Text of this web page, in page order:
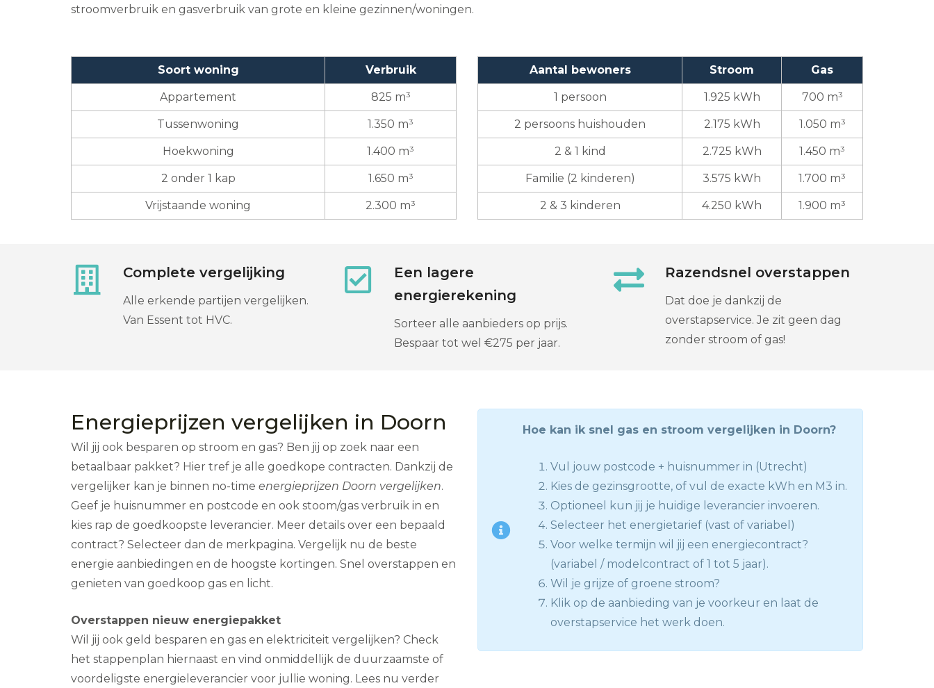
stroomverbruik en gasverbruik van grote en kleine gezinnen/woningen.
Soort woning Verbruik
Appartement 825 m³
Tussenwoning 1.350 m³
Hoekwoning 1.400 m³
2 onder 1 kap 1.650 m³
Vrijstaande woning 2.300 m³
Aantal bewoners Stroom Gas
1 persoon 1.925 kWh 700 m³
2 persoons huishouden 2.175 kWh 1.050 m³
2 & 1 kind 2.725 kWh 1.450 m³
Familie (2 kinderen) 3.575 kWh 1.700 m³
2 & 3 kinderen 4.250 kWh 1.900 m³
Complete vergelijking
Alle erkende partijen vergelijken.
Van Essent tot HVC.
Een lagere
energierekening
Sorteer alle aanbieders op prijs.
Bespaar tot wel €275 per jaar.
Razendsnel overstappen
Dat doe je dankzij de
overstapservice. Je zit geen dag
zonder stroom of gas!
Energieprijzen vergelijken in Doorn
Wil jij ook besparen op stroom en gas? Ben jij op zoek naar een
betaalbaar pakket? Hier tref je alle goedkope contracten. Dankzij de
vergelijker kan je binnen no-time energieprijzen Doorn vergelijken.
Geef je huisnummer en postcode en ook stoom/gas verbruik in en
kies rap de goedkoopste leverancier. Meer details over een bepaald
contract? Selecteer dan de merkpagina. Vergelijk nu de beste
energie aanbiedingen en de hoogste kortingen. Snel overstappen en
genieten van goedkoop gas en licht.
Overstappen nieuw energiepakket
Wil jij ook geld besparen en gas en elektriciteit vergelijken? Check
het stappenplan hiernaast en vind onmiddellijk de duurzaamste of
voordeligste energieleverancier voor jullie woning. Lees nu verder
Hoe kan ik snel gas en stroom vergelijken in Doorn?
Vul jouw postcode + huisnummer in (Utrecht)
Kies de gezinsgrootte, of vul de exacte kWh en M3 in.
Optioneel kun jij je huidige leverancier invoeren.
Selecteer het energietarief (vast of variabel)
Voor welke termijn wil jij een energiecontract?
(variabel / modelcontract of 1 tot 5 jaar).
Wil je grijze of groene stroom?
Klik op de aanbieding van je voorkeur en laat de
overstapservice het werk doen.